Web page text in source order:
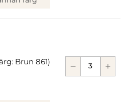
Brun 861)